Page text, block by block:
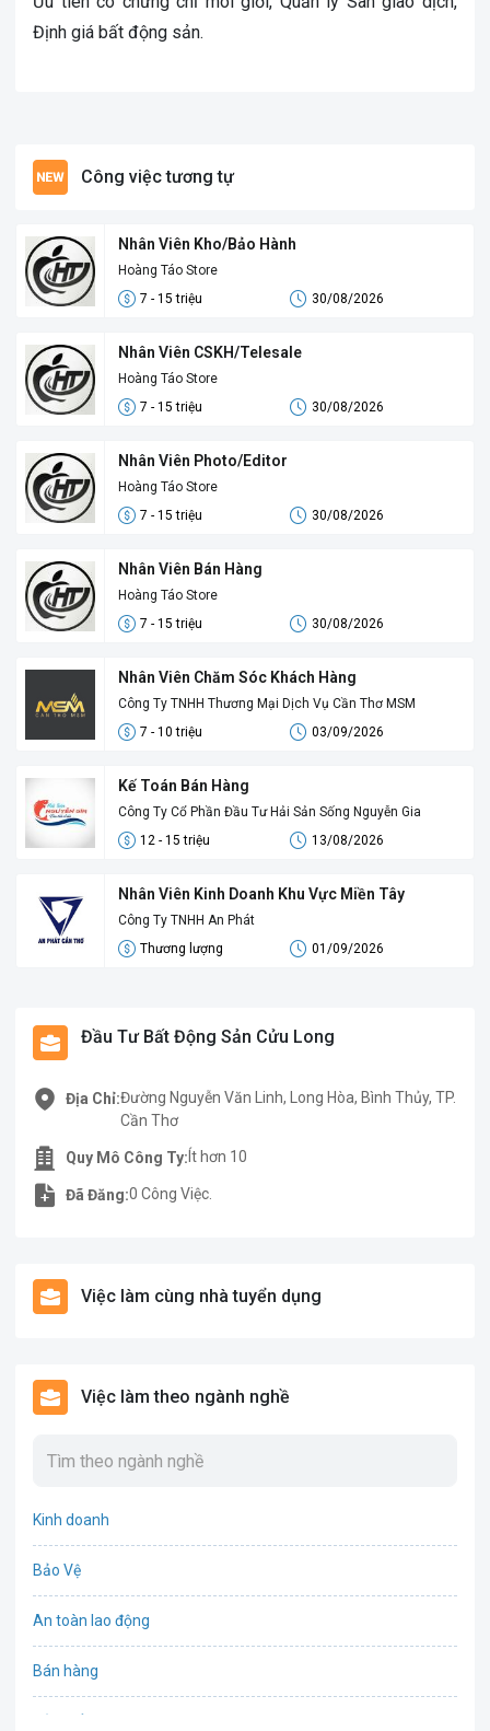
Định giá bất động sản.
Công việc tương tự
Nhân Viên Kho/Bảo Hành
Hoàng Táo Store
7 - 15 triệu
30/08/2026
Nhân Viên CSKH/Telesale
Hoàng Táo Store
7 - 15 triệu
30/08/2026
Nhân Viên Photo/Editor
Hoàng Táo Store
7 - 15 triệu
30/08/2026
Nhân Viên Bán Hàng
Hoàng Táo Store
7 - 15 triệu
30/08/2026
Nhân Viên Chăm Sóc Khách Hàng
Công Ty TNHH Thương Mại Dịch Vụ Cần Thơ MSM
7 - 10 triệu
03/09/2026
Kế Toán Bán Hàng
Công Ty Cổ Phần Đầu Tư Hải Sản Sống Nguyễn Gia
12 - 15 triệu
13/08/2026
Nhân Viên Kinh Doanh Khu Vực Miền Tây
Công Ty TNHH An Phát
Thương lượng
01/09/2026
Đầu Tư Bất Động Sản Cửu Long
Địa Chỉ:Đường Nguyễn Văn Linh, Long Hòa, Bình Thủy, TP.
Cần Thơ
Quy Mô Công Ty: Ít hơn 10
Đã Đăng:0 Công Việc.
Việc làm cùng nhà tuyển dụng
Việc làm theo ngành nghề
Kinh doanh
Bảo Vệ
An toàn lao động
Bán hàng